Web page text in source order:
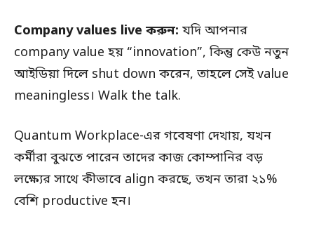
Company values live করুন: যদি আপনার
company value হয় “innovation”, কিন্তু কেউ নতুন
আইডিয়া দিলে shut down করেন, তাহলে সেই value
meaningless। Walk the talk.
Quantum Workplace-এর গবেষণা দেখায়, যখন
কর্মীরা বুঝতে পারেন তাদের কাজ কোম্পানির বড়
লক্ষ্যের সাথে কীভাবে align করছে, তখন তারা ২১%
বেশি productive হন।